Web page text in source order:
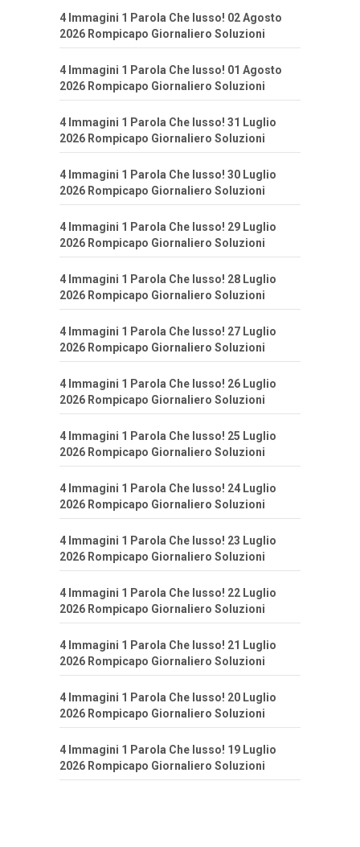
4 Immagini 1 Parola Che lusso! 02 Agosto
2026 Rompicapo Giornaliero Soluzioni
4 Immagini 1 Parola Che lusso! 01 Agosto
2026 Rompicapo Giornaliero Soluzioni
4 Immagini 1 Parola Che lusso! 31 Luglio
2026 Rompicapo Giornaliero Soluzioni
4 Immagini 1 Parola Che lusso! 30 Luglio
2026 Rompicapo Giornaliero Soluzioni
4 Immagini 1 Parola Che lusso! 29 Luglio
2026 Rompicapo Giornaliero Soluzioni
4 Immagini 1 Parola Che lusso! 28 Luglio
2026 Rompicapo Giornaliero Soluzioni
4 Immagini 1 Parola Che lusso! 27 Luglio
2026 Rompicapo Giornaliero Soluzioni
4 Immagini 1 Parola Che lusso! 26 Luglio
2026 Rompicapo Giornaliero Soluzioni
4 Immagini 1 Parola Che lusso! 25 Luglio
2026 Rompicapo Giornaliero Soluzioni
4 Immagini 1 Parola Che lusso! 24 Luglio
2026 Rompicapo Giornaliero Soluzioni
4 Immagini 1 Parola Che lusso! 23 Luglio
2026 Rompicapo Giornaliero Soluzioni
4 Immagini 1 Parola Che lusso! 22 Luglio
2026 Rompicapo Giornaliero Soluzioni
4 Immagini 1 Parola Che lusso! 21 Luglio
2026 Rompicapo Giornaliero Soluzioni
4 Immagini 1 Parola Che lusso! 20 Luglio
2026 Rompicapo Giornaliero Soluzioni
4 Immagini 1 Parola Che lusso! 19 Luglio
2026 Rompicapo Giornaliero Soluzioni